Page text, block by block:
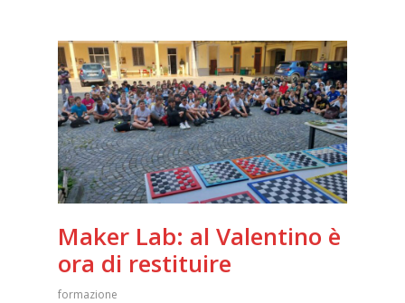
Maker Lab: al Valentino è
ora di restituire
formazione